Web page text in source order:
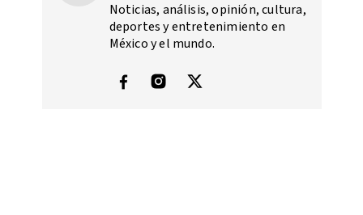
Noticias, análisis, opinión, cultura,
deportes y entretenimiento en
México y el mundo.